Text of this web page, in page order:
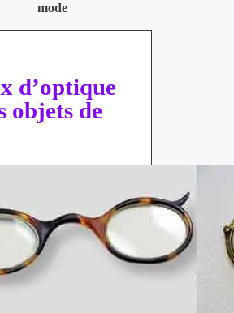
mode
d’optique
objets de